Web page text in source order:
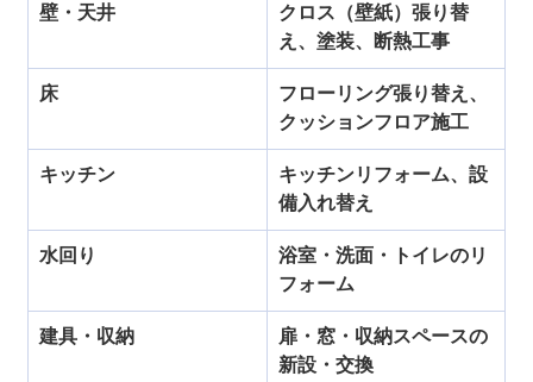
壁・天井
クロス（壁紙）張り替
え、塗装、断熱工事
床
フローリング張り替え、
クッションフロア施工
キッチン
キッチンリフォーム、設
備入れ替え
水回り
浴室・洗面・トイレのリ
フォーム
建具・収納
扉・窓・収納スペースの
新設・交換